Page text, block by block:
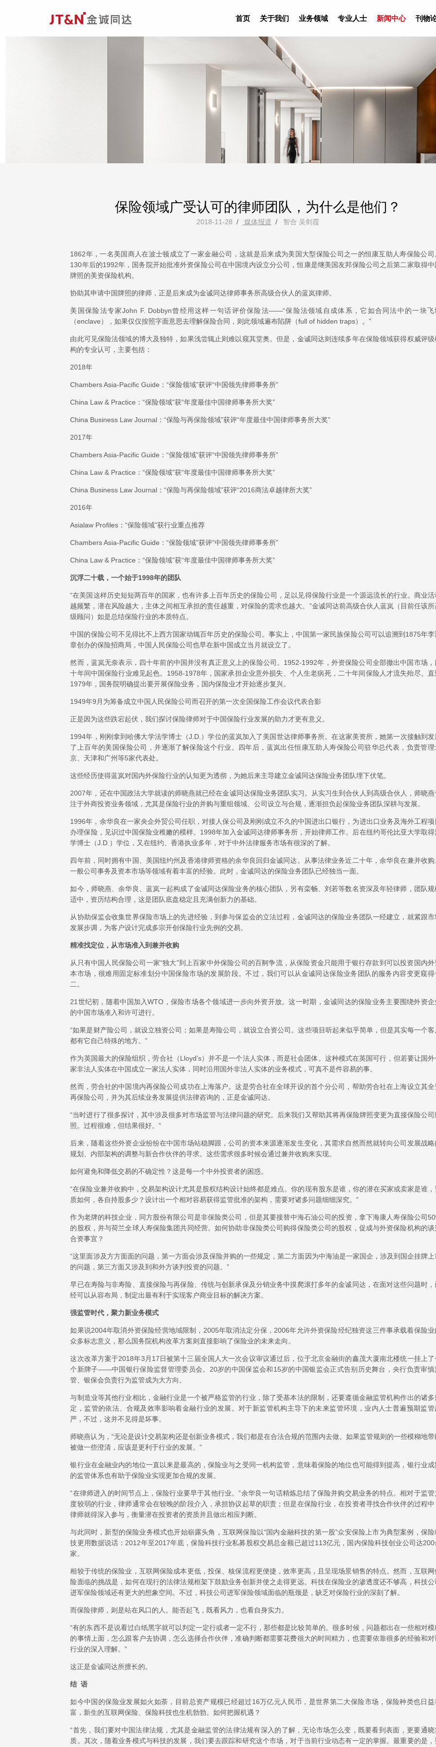
首页 关于我们 业务领域 专业人士 新闻中心 刊物
保险领域广受认可的律师团队，为什么是他们？
2018-11-28 / 媒体报道 / 智合 吴剑霞
1862年，一名美国商人在波士顿成立了一家金融公司，这就是后来成为美国大型保险公司之一的恒康互助人寿保险公司
130年后的1992年，国务院开始批准外资保险公司在中国境内设立分公司，恒康是继美国友邦保险公司之后第二家取得中
牌照的美资保险机构。
协助其申请中国牌照的律师，正是后来成为金诚同达律师事务所高级合伙人的蓝岚律师。
美国保险法专家John F. Dobbyn曾经用这样一句话评价保险法——“保险法领域自成体系，它如合同法中的一块飞
（enclave），如果仅仅按照字面意思去理解保险合同，则此领域遍布陷阱（full of hidden traps）。”
由此可见保险法领域的博大及独特，如果浅尝辄止则难以窥其堂奥。但是，金诚同达则连续多年在保险领域获得权威评级
构的专业认可，主要包括：
2018年
Chambers Asia-Pacific Guide：“保险领域”获评“中国领先律师事务所”
China Law & Practice：“保险领域”获“年度最佳中国律师事务所大奖”
China Business Law Journal：“保险与再保险领域”获评“年度最佳中国律师事务所大奖”
2017年
Chambers Asia-Pacific Guide：“保险领域”获评“中国领先律师事务所”
China Law & Practice：“保险领域”获“年度最佳中国律师事务所大奖”
China Business Law Journal：“保险与再保险领域”获评“2016商法卓越律所大奖”
2016年
Asialaw Profiles：“保险领域”获行业重点推荐
Chambers Asia-Pacific Guide：“保险领域”获评“中国领先律师事务所”
China Law & Practice：“保险领域”获“年度最佳中国律师事务所大奖”
沉浮二十载，一个始于1998年的团队
“在美国这样历史短短两百年的国家，也有许多上百年历史的保险公司，足以见得保险行业是一个源远流长的行业。商业活
越频繁，潜在风险越大，主体之间相互承担的责任越重，对保险的需求也越大。”金诚同达前高级合伙人蓝岚（目前任该所
级顾问）如是总结保险行业的本质特点。
中国的保险公司不见得比不上西方国家动辄百年历史的保险公司。事实上，中国第一家民族保险公司可以追溯到1875年李
章创办的保险招商局，中国人民保险公司也早在新中国成立当月就设立了。
然而，蓝岚无奈表示，四十年前的中国并没有真正意义上的保险公司。1952-1992年，外资保险公司全部撤出中国市场，
十年间中国保险行业难见起色。1958-1978年，国家承担企业意外损失、个人生老病死，二十年间保险人才流失殆尽。直
1979年，国务院明确提出要开展保险业务，国内保险业才开始逐步复兴。
1949年9月为筹备成立中国人民保险公司而召开的第一次全国保险工作会议代表合影
正是因为这些跌宕起伏，我们探讨保险律师对于中国保险行业发展的助力才更有意义。
1994年，刚刚拿到哈佛大学法学博士（J.D.）学位的蓝岚加入了美国世达律师事务所。在这家美资所，她第一次接触到发
了上百年的美国保险公司，并逐渐了解保险这个行业。四年后，蓝岚出任恒康互助人寿保险公司驻华总代表，负责管理
京、天津和广州等5家代表处。
这些经历使得蓝岚对国内外保险行业的认知更为透彻，为她后来主导建立金诚同达保险业务团队埋下伏笔。
2007年，还在中国政法大学就读的师晓燕就已经在金诚同达保险业务团队实习。从实习生到合伙人到高级合伙人，师晓燕
注于外商投资业务领域，尤其是保险行业的并购与重组领域、公司设立与合规，逐渐担负起保险业务团队深耕与发展。
1996年，余华良在一家央企外贸公司任职，对接人保公司及刚刚成立不久的中国进出口银行，为进出口业务及海外工程项
办理保险，见识过中国保险业稚嫩的模样。1998年加入金诚同达律师事务所，开始律师工作。后在纽约哥伦比亚大学取得
学博士（J.D.）学位，又在纽约、香港执业多年，对于中外法律服务市场有很深的了解。
四年前，同时拥有中国、美国纽约州及香港律师资格的余华良回归金诚同达。从事法律业务近二十年，余华良在兼并收购
一般公司事务及资本市场等领域有着丰富的经验。此时，金诚同达的保险业务团队已经独当一面。
如今，师晓燕、余华良、蓝岚一起构成了金诚同达保险业务的核心团队，另有栾畅、刘若等数名资深及年轻律师，团队规
适中，资历结构合理，这是团队底盘稳定且充满创新力的基础。
从协助保监会收集世界保险市场上的先进经验，到参与保监会的立法过程，金诚同达的保险业务团队一经建立，就紧跟市
发展步调，为客户设计完成多宗开创保险行业先例的交易。
精准找定位，从市场准入到兼并收购
从只有中国人民保险公司一家“独大”到上百家中外保险公司的百舸争流，从保险资金只能用于银行存款到可以投资国内外
本市场，很难用固定标准划分中国保险市场的发展阶段。不过，我们可以从金诚同达保险业务团队的服务内容变更窥得
二。
21世纪初，随着中国加入WTO，保险市场各个领域进一步向外资开放。这一时期，金诚同达的保险业务主要围绕外资企
的中国市场准入和许可进行。
“如果是财产险公司，就设立独资公司；如果是寿险公司，就设立合资公司。这些项目听起来似乎简单，但是其实每一个客
都有它自己特殊的地方。”
作为英国最大的保险组织，劳合社（Lloyd’s）并不是一个法人实体，而是社会团体。这种模式在英国可行，但若要让国外
家非法人实体在中国成立一家法人实体，同时沿用国外非法人实体的业务模式，可真不是件容易的事。
然而，劳合社的中国境内再保险公司成功在上海落户。这是劳合社在全球开设的首个分公司，帮助劳合社在上海设立其全
再保险公司，并为其后续业务发展提供法律咨询的，正是金诚同达。
“当时进行了很多探讨，其中涉及很多对市场监管与法律问题的研究。后来我们又帮助其将再保险牌照变更为直接保险公司
照。过程很难，但结果很好。”
后来，随着这些外资企业纷纷在中国市场站稳脚跟，公司的资本来源逐渐发生变化，其需求自然而然就转向公司发展战略
规划、内部架构的调整与新合作伙伴的寻求。这些需求很多时候会通过兼并收购来实现。
如何避免和降低交易的不确定性？这是每一个中外投资者的困惑。
“在保险业兼并收购中，交易架构设计尤其是股权结构设计始终都是难点。你的现有股东是谁，你的潜在买家或卖家是谁，
质如何，各自持股多少？设计出一个相对容易获得监管批准的架构，需要对诸多问题细细深究。”
作为老牌的科技企业，同方股份有限公司是非保险类公司，但是其要接替中海石油公司的投资，拿下海康人寿保险公司
的股权，并与荷兰全球人寿保险集团共同经营。如何协助非保险类公司购得保险类公司的股权，促成与外资保险机构的谈
合资事宜？
“这里面涉及方方面面的问题，第一方面会涉及保险并购的一些规定，第二方面因为中海油是一家国企，涉及到国企挂牌上
的问题，第三方面又涉及到和外方谈判投资的问题。”
早已在寿险与非寿险、直接保险与再保险、传统与创新承保及分销业务中摸爬滚打多年的金诚同达，在面对这些问题时，
经可以从容布局，制定出最有利于实现客户商业目标的解决方案。
强监管时代，聚力新业务模式
如果说2004年取消外资保险经营地域限制，2005年取消法定分保，2006年允许外资保险经纪独资这三件事承载着保险业
众多标志意义，那么国务院机构改革方案则直接影响了保险业的未来走向。
这次改革方案于2018年3月17日被第十三届全国人大一次会议审议通过后，位于北京金融街的鑫茂大厦南北楼统一挂上了
个新牌子——中国银行保险监督管理委员会。20岁的中国保监会和15岁的中国银监会正式告别历史舞台，央行负责审慎
管、银保会负责行为监管成为大方向。
与制造业等其他行业相比，金融行业是一个被严格监管的行业，除了受基本法的限制，还要遵循金融监管机构作出的诸多
定，监管的依法、合规及效率影响着金融行业的发展。对于新监管机构主导下的未来监管环境，业内人士普遍预期监管
严，不过，这并不见得是坏事。
师晓燕认为，“无论是设计交易架构还是创新业务模式，我们都是在合法合规的范围内去做。如果监管规则的一些模糊地带
被做一些澄清，应该是更利于行业的发展。”
银行业在金融业内的地位一直以来是最高的，保险业与之受同一机构监管，意味着保险的地位也可能得到提高，银行业成
的监管体系也有助于保险业实现更加合规的发展。
“在律师进入的时间节点上，保险行业要早于其他行业。”余华良一句话精炼总结了保险并购交易业务的特点。相对于监管
度较弱的行业，律师通常会在较晚的阶段介入，承担协议起草的职责；但是在保险行业，在投资者寻找合作伙伴的过程中
律师就得深入参与，衡量潜在投资者的资质并且做出相应判断。
与此同时，新型的保险业务模式也开始崭露头角，互联网保险以“国内金融科技的第一股”众安保险上市为典型案例，保险
技更用数据说话：2012年至2017年底，保险科技行业私募股权交易总金额已超过113亿元，国内保险科技创业公司达200
家。
相较于传统的保险业，互联网保险成本更低，投保、核保流程更便捷，效率更高，且呈现场景销售的特点。然而，互联网
险面临的挑战是，如何在现行的法律法规框架下鼓励业务创新并使之走得更远。科技在保险业的渗透度还不够高，科技公
进军保险领域还有更大的想象空间。不过，科技公司进军保险领域面临的瓶颈是，缺乏对保险行业的深刻了解。
而保险律师，则是站在风口的人。能否起飞，既看风力，也看自身实力。
“有的东西不是说看过白纸黑字就可以判定一定行或者一定不行，那些都是比较简单的。很多时候，问题都出在一些相对模
的事情上面，怎么跟客户去协调，怎么选择合作伙伴，准确判断都需要花费很大的时间精力，也需要依靠很多的经验和对
行业的深入理解。”
这正是金诚同达所擅长的。
结 语
如今中国的保险业发展如火如荼，目前总资产规模已经超过16万亿元人民币，是世界第二大保险市场，保险种类也日益
富，新生的互联网保险、保险科技也生机勃勃。如何把握机遇？
“首先，我们要对中国法律法规，尤其是金融监管的法律法规有深入的了解，无论市场怎么变，既要看到表面，更要通晓
质。其次，随着业务模式与科技的发展，我们要去跟踪和研究这个市场，对于当前行业动态有一定的掌握。最重要的是，